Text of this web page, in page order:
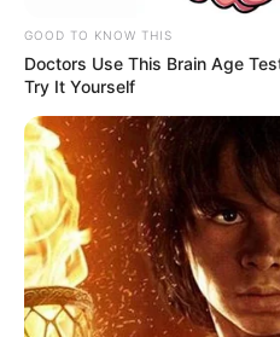
GOOD TO KNOW THIS
Doctors Use This Brain Age
Try It Yourself